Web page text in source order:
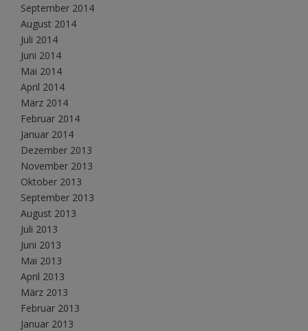
September 2014
August 2014
Juli 2014
Juni 2014
Mai 2014
April 2014
März 2014
Februar 2014
Januar 2014
Dezember 2013
November 2013
Oktober 2013
September 2013
August 2013
Juli 2013
Juni 2013
Mai 2013
April 2013
März 2013
Februar 2013
Januar 2013